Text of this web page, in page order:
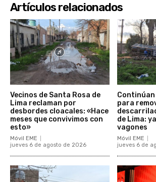
Artículos relacionados
Vecinos de Santa Rosa de
Lima reclaman por
desbordes cloacales: «Hace
meses que convivimos con
esto»
Móvil EME
jueves 6 de agosto de 2026
para
de Lima:
vagones
Móvil EME
jueves 6 de